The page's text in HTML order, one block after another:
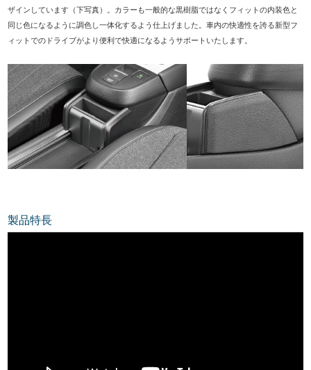
ザインしています（下写真）。カラーも一般的な黒樹脂ではなくフィットの内装色と
同じ色になるように調色し一体化するよう仕上げました。車内の快適性を誇る新型フ
ィットでのドライブがより便利で快適になるようサポートいたします。
製品特長